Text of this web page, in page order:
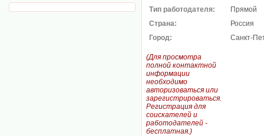
Тип работодателя:
Прямой
Страна:
Россия
Город:
Санкт-
(Для просмотра
полной контактной
информации
необходимо
авторизоваться или
зарегистрироваться.
Регистрация для
соискателей и
работодателей -
бесплатная.)